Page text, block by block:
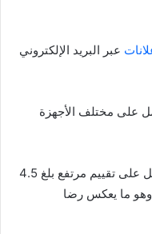
عبر البريد الإلكتروني
على مختلف الأجهزة
يشار إلى أن تطبيق Autoscout24 حصل على تقييم مرتفع بلغ 4.5
وهو ما يعكس رضا